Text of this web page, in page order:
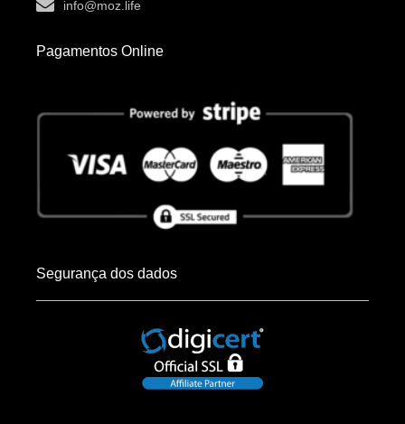
info@moz.life
Pagamentos Online
Segurança dos dados